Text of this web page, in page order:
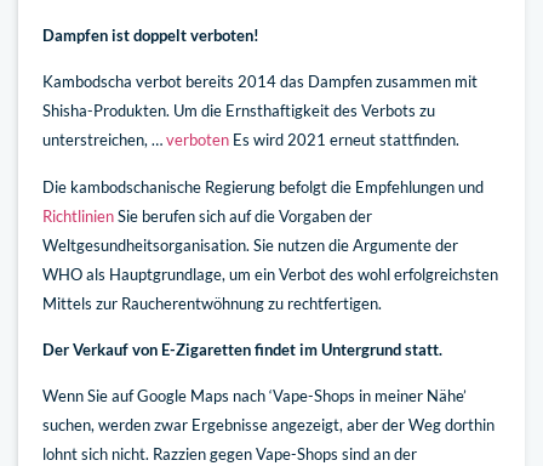
Dampfen ist doppelt verboten!
Kambodscha verbot bereits 2014 das Dampfen zusammen mit
Shisha-Produkten. Um die Ernsthaftigkeit des Verbots zu
unterstreichen, …verboten Es wird 2021 erneut stattfinden.
Die kambodschanische Regierung befolgt die Empfehlungen und
RichtlinienSie berufen sich auf die Vorgaben der
Weltgesundheitsorganisation. Sie nutzen die Argumente der
WHO als Hauptgrundlage, um ein Verbot des wohl erfolgreichsten
Mittels zur Raucherentwöhnung zu rechtfertigen.
Der Verkauf von E-Zigaretten findet im Untergrund statt.
Wenn Sie auf Google Maps nach ‘Vape-Shops in meiner Nähe’
suchen, werden zwar Ergebnisse angezeigt, aber der Weg dorthin
lohnt sich nicht. Razzien gegen Vape-Shops sind an der